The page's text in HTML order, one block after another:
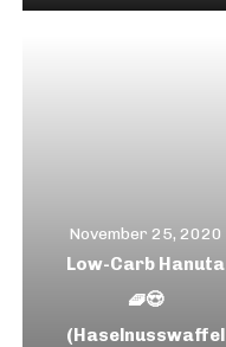
November 25, 2020
Low-Carb Hanuta
🧇😍
(Haselnusswaffel